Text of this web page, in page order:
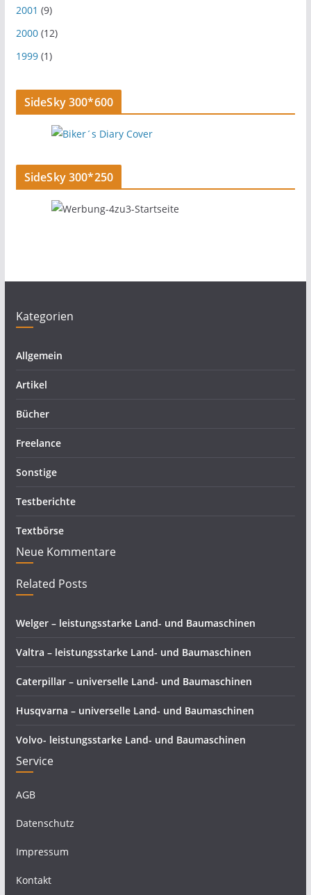
2001 (9)
2000(12)
1999(1)
SideSky 300*600
SideSky 300*250
Kategorien
Allgemein
Artikel
Bücher
Freelance
Sonstige
Testberichte
Textbörse
Neue Kommentare
Related Posts
Welger – leistungsstarke Land- und Baumaschinen
Valtra – leistungsstarke Land- und Baumaschinen
Caterpillar – universelle Land- und Baumaschinen
Husqvarna – universelle Land- und Baumaschinen
Volvo- leistungsstarke Land- und Baumaschinen
Service
AGB
Datenschutz
Impressum
Kontakt